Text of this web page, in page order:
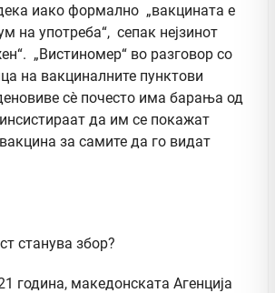
иако формално „вакцината е
на употреба“, сепак нејзинот
„Вистиномер“ во разговор со
на вакциналните пунктови
сè почесто има барања од
да им се покажат
за самите да го видат
станува збор?
година, македонската Агенција